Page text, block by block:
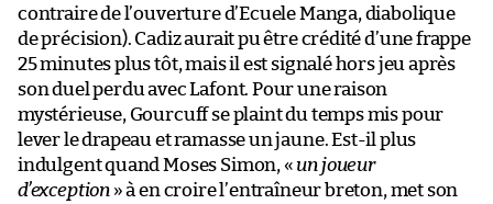
contraire de l’ouverture d’Ecuele Manga, diabolique
de précision). Cadiz aurait pu être crédité d’une frappe
25 minutes plus tôt, mais il est signalé hors jeu après
son duel perdu avec Lafont. Pour une raison
mystérieuse, Gourcuff se plaint du temps mis pour
lever le drapeau et ramasse un jaune. Est-il plus
indulgent quand Moses Simon, «un joueur
d’exception » à en croire l’entraîneur breton, met son